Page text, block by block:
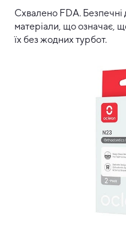
Схвалено FDA.
матеріали, що означає,
їх без жодних турбот.